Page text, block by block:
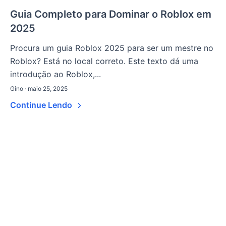
Guia Completo para Dominar o Roblox em
2025
Procura um guia Roblox 2025 para ser um mestre no
Roblox? Está no local correto. Este texto dá uma
introdução ao Roblox,...
Gino · maio 25, 2025
Continue Lendo